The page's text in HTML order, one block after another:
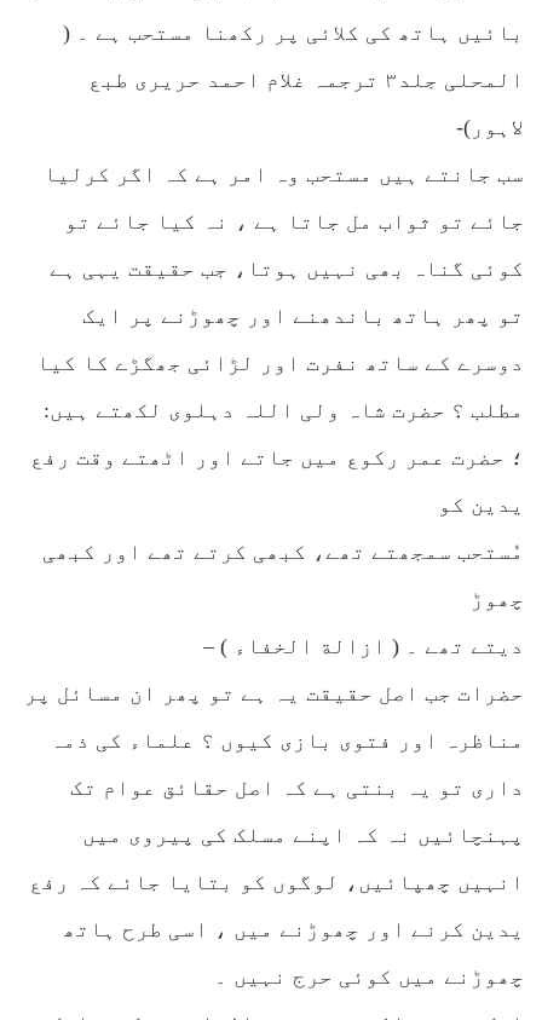
بائیں ہاتھ کی کلائی پر رکھنا مستحب ہے ۔ (
المحلی جلد۳ ترجمہ غلام احمد حریری طبع
لاہور)-
سب جانتے ہیں مستحب وہ امر ہے کہ اگر کرلیا
جائے تو ثواب مل جاتا ہے ، نہ کیا جائے تو
کوئی گناہ بھی نہیں ہوتا، جب حقیقت یہی ہے
تو پھر ہاتھ باندھنے اور چھوڑنے پر ایک
دوسرے کے ساتھ نفرت اور لڑائی جھگڑے کا کیا
مطلب ؟ حضرت شاہ ولی اللہ دہلوی لکھتے ہیں:
؛ حضرت عمر رکوع میں جاتے اور اٹھتے وقت رفع
یدین کو
مُستحب سمجھتے تھے، کبھی کرتے تھے اور کبھی
چھوڑ
دیتے تھے ۔ ( ازالة الخفاء ) –
حضرات جب اصل حقیقت یہ ہے تو پھر ان مسائل پر
مناظرہ اور فتوی بازی کیوں ؟ علماء کی ذمہ
داری تو یہ بنتی ہے کہ اصل حقائق عوام تک
پہنچائیں نہ کہ اپنے مسلک کی پیروی میں
انہیں چھپائیں، لوگوں کو بتایا جائے کہ رفع
یدین کرنے اور چھوڑنے میں ، اسی طرح ہاتھ
چھوڑنے میں کوئی حرج نہیں ۔